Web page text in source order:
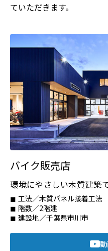
ていただきます。
バイク販売店
環境にやさしい木質建築
工法／木質パネル接着工法
階数／2階建
建設地／千葉県市川市